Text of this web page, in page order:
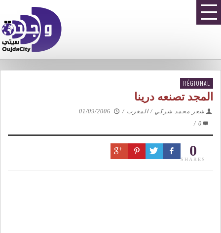
RÉGIONAL
المجد تصنعه درينا
شعر محمد شركي / المغرب /
01/09/2006
0
/
0
SHARES